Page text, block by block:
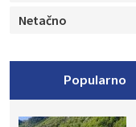
Netačno
Popularno